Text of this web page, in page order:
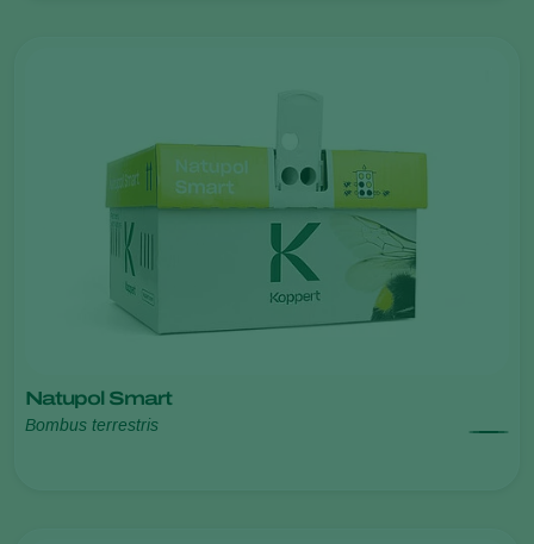
Natupol Smart
Bombus terrestris